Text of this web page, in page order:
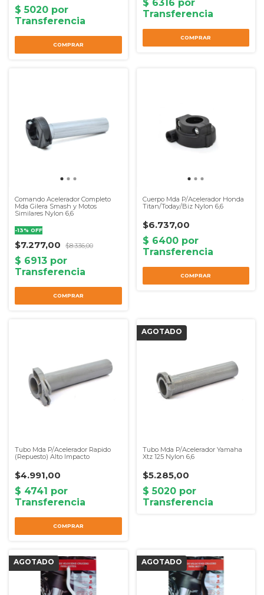
Comando Acelerador Completo
Mda Gilera Smash y Motos
Similares Nylon 6,6
-13% OFF
$7.277,00 $8.336,00
Cuerpo Mda P/Acelerador Honda
Titan/Today/Biz Nylon 6,6
$6.737,00
Tubo Mda P/Acelerador Rapido
(Repuesto) Alto Impacto
$4.991,00
Tubo Mda P/Acelerador Yamaha
Xtz 125 Nylon 6,6
$5.285,00